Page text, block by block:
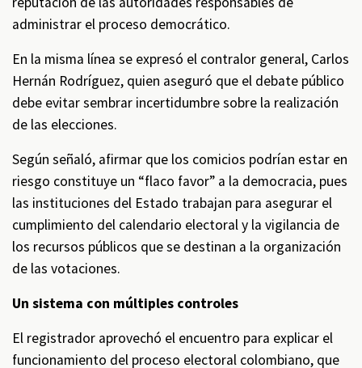
administrar el proceso democrático.
En la misma línea se expresó el contralor general, Carlos
Hernán Rodríguez, quien aseguró que el debate público
debe evitar sembrar incertidumbre sobre la realización
de las elecciones.
Según señaló, afirmar que los comicios podrían estar en
riesgo constituye un “flaco favor” a la democracia, pues
las instituciones del Estado trabajan para asegurar el
cumplimiento del calendario electoral y la vigilancia de
los recursos públicos que se destinan a la organización
de las votaciones.
Un sistema con múltiples controles
El registrador aprovechó el encuentro para explicar el
funcionamiento del proceso electoral colombiano, que